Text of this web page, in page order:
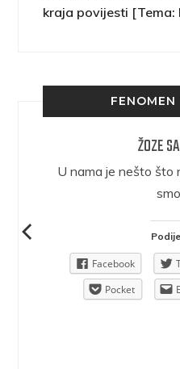
kraja povijesti [Tema:
ŽOZE
U nama je nešto što
Facebook
Pocket